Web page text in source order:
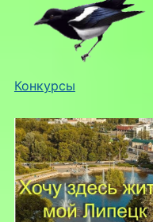
Конкурсы